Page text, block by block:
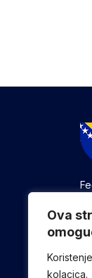
Ova
kolacica.